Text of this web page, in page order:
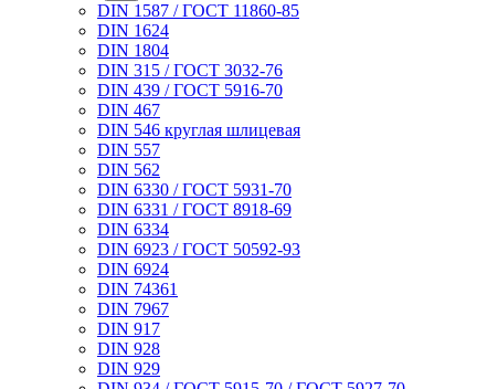
DIN 1587 / ГОСТ 11860-85
DIN 1624
DIN 1804
DIN 315 / ГОСТ 3032-76
DIN 439 / ГОСТ 5916-70
DIN 467
DIN 546 круглая шлицевая
DIN 557
DIN 562
DIN 6330 / ГОСТ 5931-70
DIN 6331 / ГОСТ 8918-69
DIN 6334
DIN 6923 / ГОСТ 50592-93
DIN 6924
DIN 74361
DIN 7967
DIN 917
DIN 928
DIN 929